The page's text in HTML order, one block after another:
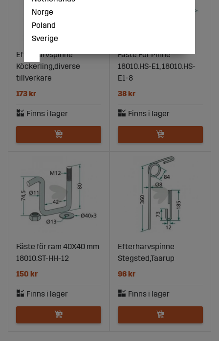
Efterharvspinne
Köckerling,diverse
tillverkare
173 kr
Fäste För Pinne
18010.HS-E1, 18010.HS-
E1-8
38 kr
Fäste för ram 40X40 mm
18010.ST-HH-12
150 kr
Efterharvspinne
Stegsted,Taarup
96 kr
Norge
Poland
Sverige